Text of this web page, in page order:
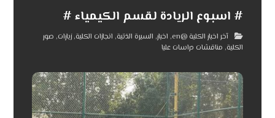
# اسبوع الريادة لقسم الكيمياء #
آخر اخبار الكلية @en , اخبار, السيرة الذتية, انجازات الكلية,زيارات, صور
الكلية, مناقشات دراسات عليا